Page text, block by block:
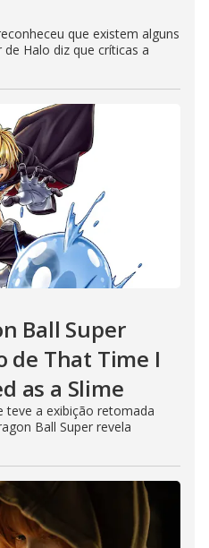
que existem alguns
Halo diz que críticas a
Ball Super
de That Time I
as a Slime
a exibição retomada
Ball Super revela